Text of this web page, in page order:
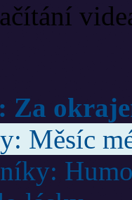
Za
Měsíc